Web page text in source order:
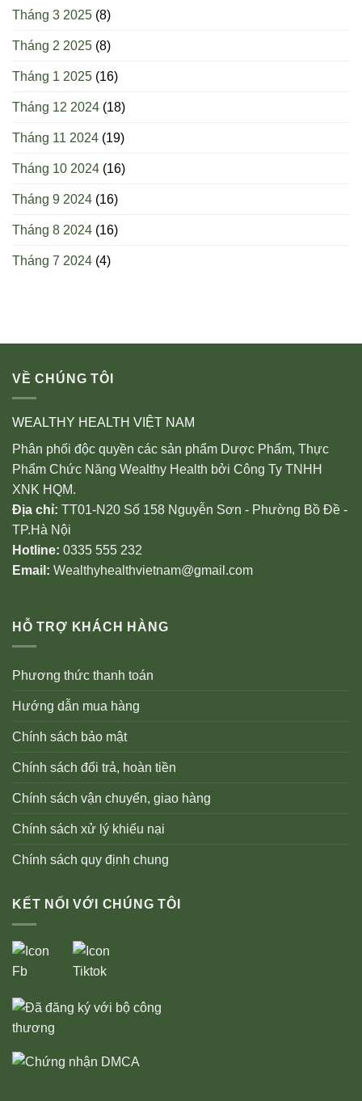
Tháng 3 2025 (8)
Tháng 2 2025 (8)
Tháng 1 2025 (16)
Tháng 12 2024 (18)
Tháng 11 2024 (19)
Tháng 10 2024 (16)
Tháng 9 2024 (16)
Tháng 8 2024 (16)
Tháng 7 2024 (4)
VỀ CHÚNG TÔI
WEALTHY HEALTH VIỆT NAM
Phân phối độc quyền các sản phẩm Dược Phẩm, Thực
Phẩm Chức Năng Wealthy Health bởi Công Ty TNHH
XNK HQM.
Địa chỉ: TT01-N20 Số 158 Nguyễn Sơn - Phường Bồ Đề -
TP.Hà Nội
Hotline: 0335 555 232
Email: Wealthyhealthvietnam@gmail.com
HỖ TRỢ KHÁCH HÀNG
Phương thức thanh toán
Hướng dẫn mua hàng
Chính sách bảo mật
Chính sách đổi trả, hoàn tiền
Chính sách vận chuyển, giao hàng
Chính sách xử lý khiếu nại
Chính sách quy định chung
KẾT NỐI VỚI CHÚNG TÔI